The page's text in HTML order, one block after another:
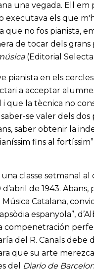
una vegada. Ell
els que
no fos pianista,
de tocar dels grans
(Editorial
en els
a acceptar
que la tècnica no
se valer dels
saber obtenir la
fins al
classe setmanal
de 1943.
Catalana,
espanyola”,
compenetración
del R. Canals debe
que su arte
del Diario de